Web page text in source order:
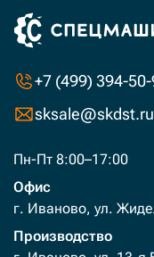
+7 (499) 394-
sksale@skdst.ru
Пн-Пт 8:00–17:00
Офис
г. Иваново, ул.
Производство